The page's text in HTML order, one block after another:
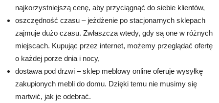
najkorzystniejszą cenę, aby przyciągnąć do siebie klientów,
oszczędność czasu – jeżdżenie po stacjonarnych sklepach
zajmuje dużo czasu. Zwłaszcza wtedy, gdy są one w różnych
miejscach. Kupując przez internet, możemy przeglądać ofertę
o każdej porze dnia i nocy,
dostawa pod drzwi – sklep meblowy online oferuje wysyłkę
zakupionych mebli do domu. Dzięki temu nie musimy się
martwić, jak je odebrać.